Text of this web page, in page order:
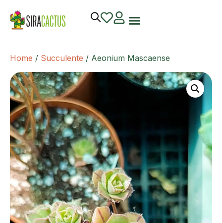
Home / Succulente / Aeonium Mascaense